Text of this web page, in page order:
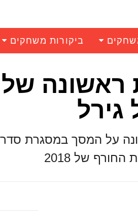
ביקורות משחקים
ראשונה של
גירל
על המסך במסגרת
של 2018